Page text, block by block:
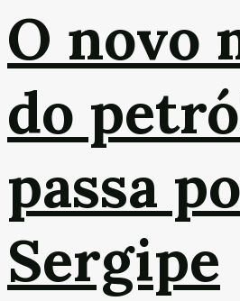
O novo
do
passa
Sergipe